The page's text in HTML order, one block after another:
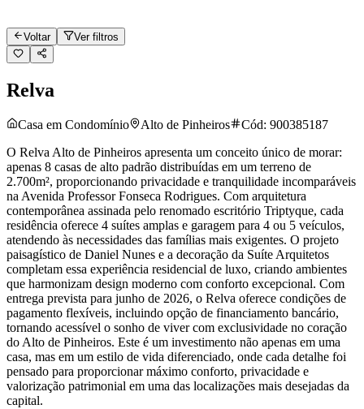
Voltar Ver filtros
Relva
Casa em Condomínio Alto de Pinheiros Cód: 900385187
O Relva Alto de Pinheiros apresenta um conceito único de morar:
apenas 8 casas de alto padrão distribuídas em um terreno de
2.700m², proporcionando privacidade e tranquilidade incomparáveis
na Avenida Professor Fonseca Rodrigues. Com arquitetura
contemporânea assinada pelo renomado escritório Triptyque, cada
residência oferece 4 suítes amplas e garagem para 4 ou 5 veículos,
atendendo às necessidades das famílias mais exigentes. O projeto
paisagístico de Daniel Nunes e a decoração da Suíte Arquitetos
completam essa experiência residencial de luxo, criando ambientes
que harmonizam design moderno com conforto excepcional. Com
entrega prevista para junho de 2026, o Relva oferece condições de
pagamento flexíveis, incluindo opção de financiamento bancário,
tornando acessível o sonho de viver com exclusividade no coração
do Alto de Pinheiros. Este é um investimento não apenas em uma
casa, mas em um estilo de vida diferenciado, onde cada detalhe foi
pensado para proporcionar máximo conforto, privacidade e
valorização patrimonial em uma das localizações mais desejadas da
capital.